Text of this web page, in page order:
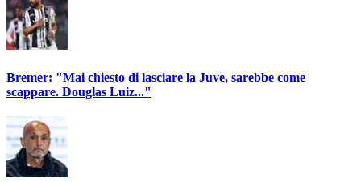
Bremer: "Mai chiesto di lasciare la Juve, sarebbe come
scappare. Douglas Luiz..."